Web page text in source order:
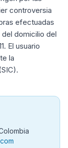
controversia
efectuadas
domicilio del
El usuario
la